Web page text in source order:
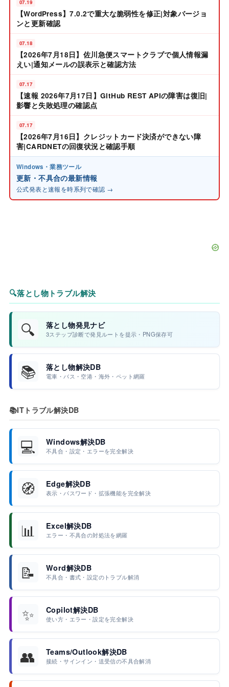
07.19
【WordPress】7.0.2で重大な脆弱性を修正|対象バージョ
ンと更新確認
07.18
【2026年7月18日】佐川急便スマートクラブで個人情報漏
えい|通知メールの誤表示と確認方法
07.17
【速報 2026年7月17日】GitHub REST APIの障害は復旧|
影響と失敗処理の確認点
07.17
【2026年7月16日】クレジットカード決済ができない障
害|CARDNETの回復状況と確認手順
Windows・業務ツール
更新・不具合の最新情報
公式発表と速報を時系列で確認 →
🔍落とし物トラブル解決
🔍 落とし物発見ナビ
3ステップ診断で発見ルートを提示・PNG保存可
📚 落とし物解決DB
電車・バス・空港・海外・ペット網羅
📚ITトラブル解決DB
💻 Windows解決DB
不具合・設定・エラーを完全解決
🧭 Edge解決DB
表示・パスワード・拡張機能を完全解決
📊 Excel解決DB
エラー・不具合の対処法を網羅
📝 Word解決DB
不具合・書式・設定のトラブル解消
✨ Copilot解決DB
使い方・エラー・設定を完全解決
👥 Teams/Outlook解決DB
接続・サインイン・送受信の不具合解消